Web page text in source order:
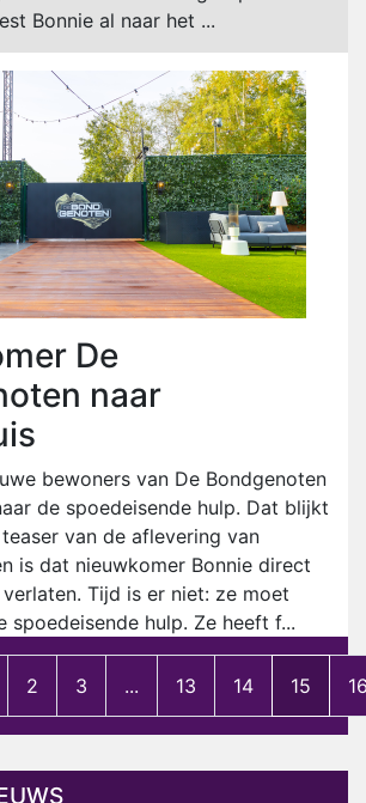
Bonnie al naar het ...
De
naar
bewoners van De Bondgenoten
de spoedeisende hulp. Dat blijkt
van de aflevering van
is dat nieuwkomer Bonnie direct
Tijd is er niet: ze moet
spoedeisende hulp. Ze heeft f...
2 3 ... 13 14 15